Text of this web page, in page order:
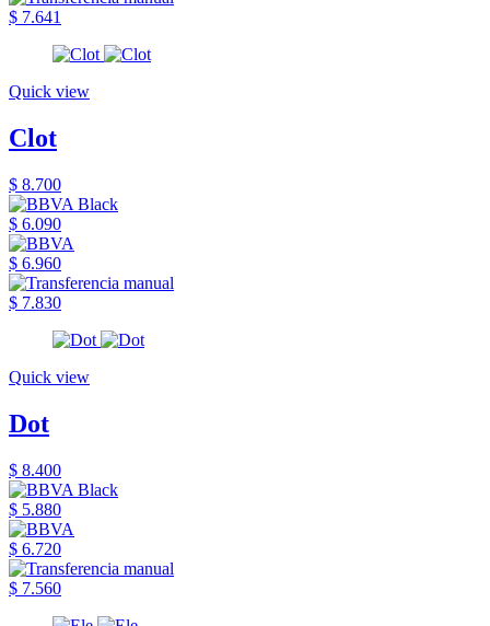
$ 7.641
Quick view
Clot
$ 8.700
$ 6.090
$ 6.960
$ 7.830
Quick view
Dot
$ 8.400
$ 5.880
$ 6.720
$ 7.560